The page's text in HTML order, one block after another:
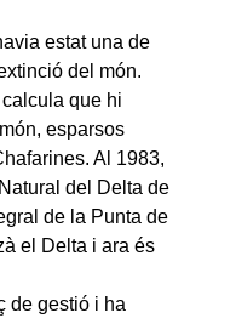
estat una de
del món.
que hi
esparsos
Al 1983,
del Delta de
de la Punta de
el Delta i ara és
de gestió i ha